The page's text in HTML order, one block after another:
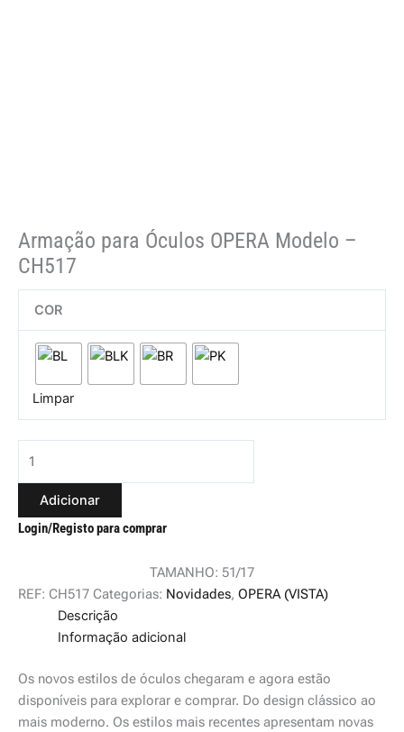
Armação para Óculos OPERA Modelo –
CH517
COR
Limpar
Adicionar
Login/Registo para comprar
TAMANHO: 51/17
REF: CH517 Categorias: Novidades, OPERA (VISTA)
Descrição
Informação adicional
Os novos estilos de óculos chegaram e agora estão
disponíveis para explorar e comprar. Do design clássico ao
mais moderno. Os estilos mais recentes apresentam novas